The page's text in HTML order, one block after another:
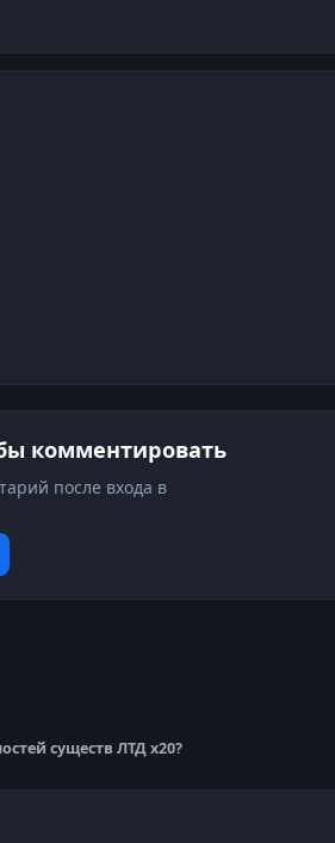
комментировать
после входа в
существ ЛТД х20?